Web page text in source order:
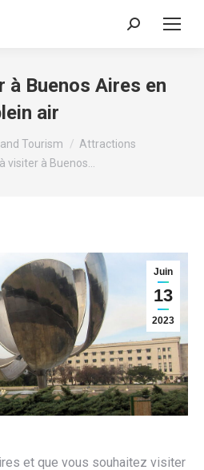
Recherche
à Buenos Aires en
air
Tourism
Attractions
à visiter à Buenos…
Juin
13
2023
et que vous souhaitez visiter